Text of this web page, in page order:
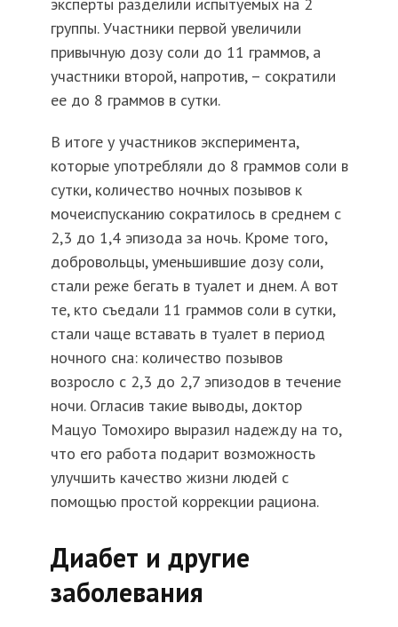
эксперты разделили испытуемых на 2
группы. Участники первой увеличили
привычную дозу соли до 11 граммов, а
участники второй, напротив, – сократили
ее до 8 граммов в сутки.
В итоге у участников эксперимента,
которые употребляли до 8 граммов соли в
сутки, количество ночных позывов к
мочеиспусканию сократилось в среднем с
2,3 до 1,4 эпизода за ночь. Кроме того,
добровольцы, уменьшившие дозу соли,
стали реже бегать в туалет и днем. А вот
те, кто съедали 11 граммов соли в сутки,
стали чаще вставать в туалет в период
ночного сна: количество позывов
возросло с 2,3 до 2,7 эпизодов в течение
ночи. Огласив такие выводы, доктор
Мацуо Томохиро выразил надежду на то,
что его работа подарит возможность
улучшить качество жизни людей с
помощью простой коррекции рациона.
Диабет и другие
заболевания